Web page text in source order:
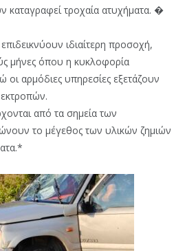
καταγραφεί τροχαία ατυχήματα. �
ιδιαίτερη προσοχή,
μήνες όπου η κυκλοφορία
οι αρμόδιες υπηρεσίες εξετάζουν
από τα σημεία των
το μέγεθος των υλικών ζημιών